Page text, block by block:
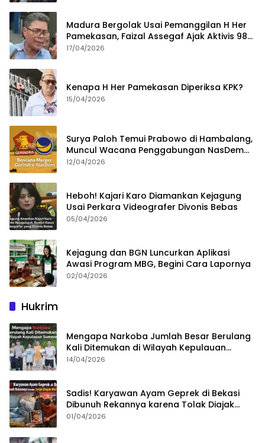
Madura Bergolak Usai Pemanggilan H Her
Pamekasan, Faizal Assegaf Ajak Aktivis 98
Bongkar Permainan KPK
17/04/2026
Kenapa H Her Pamekasan Diperiksa KPK?
15/04/2026
Surya Paloh Temui Prabowo di Hambalang,
Muncul Wacana Penggabungan NasDem
dan Gerindra
12/04/2026
Heboh! Kajari Karo Diamankan Kejagung
Usai Perkara Videografer Divonis Bebas
05/04/2026
Kejagung dan BGN Luncurkan Aplikasi
Awasi Program MBG, Begini Cara Lapornya
02/04/2026
Hukrim
Mengapa Narkoba Jumlah Besar Berulang
Kali Ditemukan di Wilayah Kepulauan
Sumenep?
14/04/2026
Sadis! Karyawan Ayam Geprek di Bekasi
Dibunuh Rekannya karena Tolak Diajak
Merampok Majikan
01/04/2026